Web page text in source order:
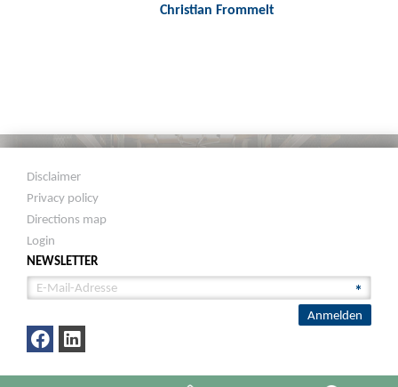
Christian Frommelt
Disclaimer
Privacy policy
Directions map
Login
NEWSLETTER